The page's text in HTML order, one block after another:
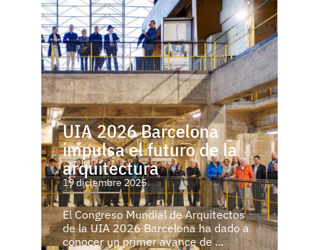
UIA 2026 Barcelona
impulsa el futuro de la
arquitectura
19 diciembre 2025
El Congreso Mundial de Arquitectos
de la UIA 2026 Barcelona ha dado a
conocer un primer avance de ...